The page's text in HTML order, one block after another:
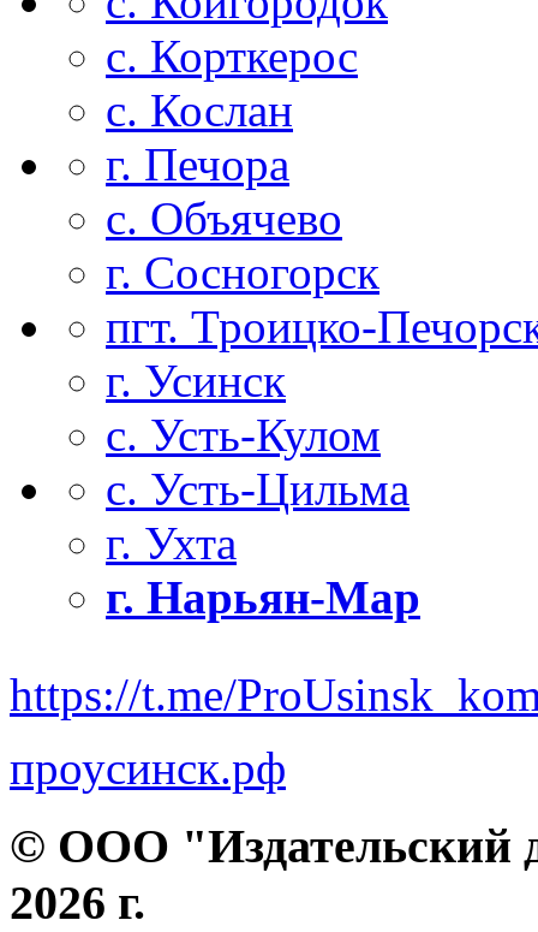
с. Корткерос
с. Кослан
г. Печора
с. Объячево
г. Сосногорск
пгт. Троицко-
г. Усинск
с. Усть-Кулом
с. Усть-Цильма
г. Ухта
г. Нарьян-Мар
https://t.me/
проусинск.рф
© ООО "Издательский
2026 г.